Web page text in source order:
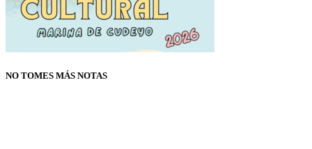
NO TOMES MÁS NOTAS